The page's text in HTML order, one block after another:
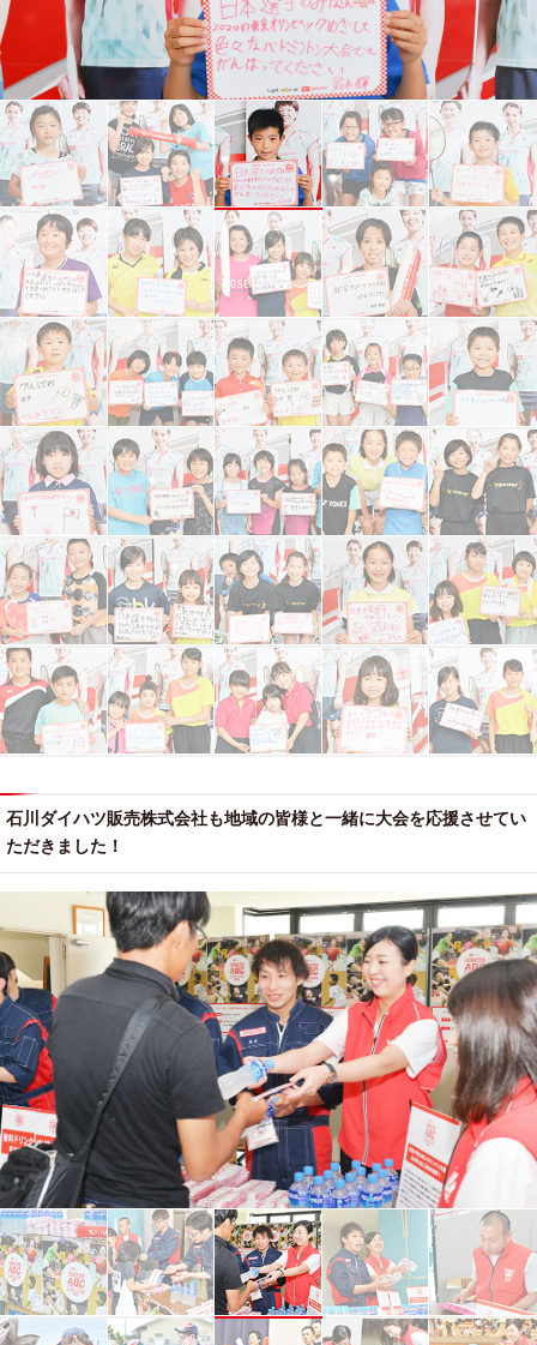
石川ダイハツ販売株式会社も地域の皆様と一緒に大会を応援させてい
ただきました！